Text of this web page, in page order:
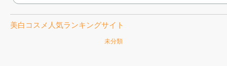
美白コスメ人気ランキングサイト
未分類